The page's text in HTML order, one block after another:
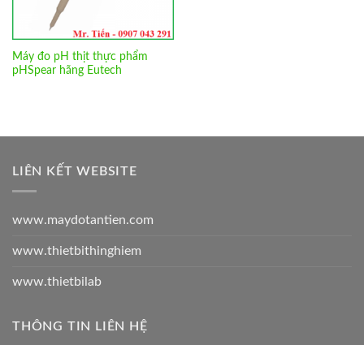
Máy đo pH thịt thực phẩm
pHSpear hãng Eutech
LIÊN KẾT WEBSITE
www.maydotantien.com
www.thietbithinghiem
www.thietbilab
THÔNG TIN LIÊN HỆ